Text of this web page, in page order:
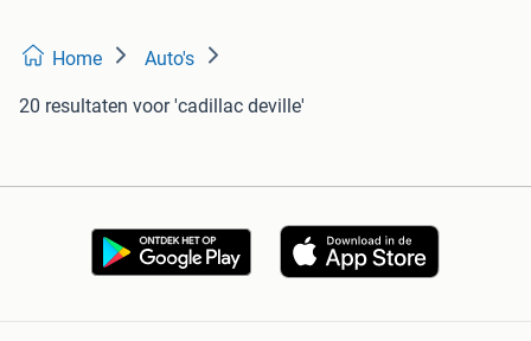
Home Auto's
20 resultaten voor 'cadillac deville'